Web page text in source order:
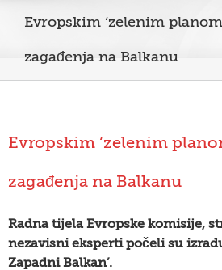
Evropskim ‘zelenim
zagađenja na Balkanu
Evropskim ‘zelenim
zagađenja na Balkanu
Radna tijela Evropske komisije,
nezavisni eksperti počeli su
Zapadni Balkan’.